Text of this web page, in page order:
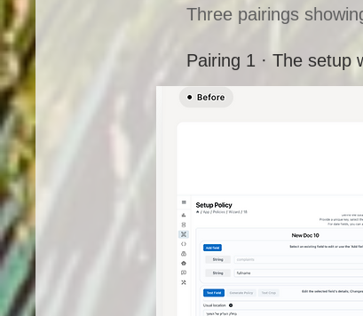
Three pairings
Pairing 1 · The setup